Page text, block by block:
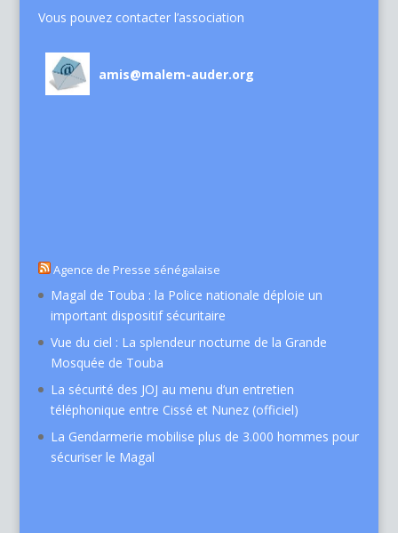
Vous pouvez contacter l’association
amis@malem-auder.org
Agence de Presse sénégalaise
Magal de Touba : la Police nationale déploie un
important dispositif sécuritaire
Vue du ciel : La splendeur nocturne de la Grande
Mosquée de Touba
La sécurité des JOJ au menu d’un entretien
téléphonique entre Cissé et Nunez (officiel)
La Gendarmerie mobilise plus de 3.000 hommes pour
sécuriser le Magal